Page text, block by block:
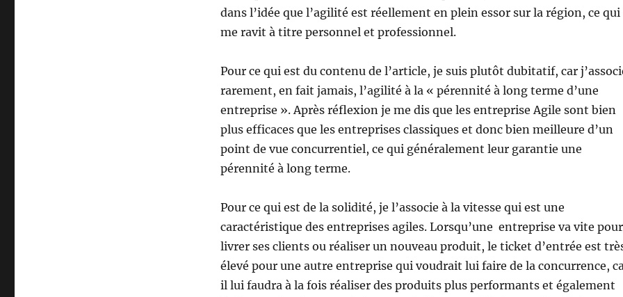
dans l’idée que l’agilité est réellement en plein essor sur la région, ce qui
me ravit à titre personnel et professionnel.
Pour ce qui est du contenu de l’article, je suis plutôt dubitatif, car
rarement, en fait jamais, l’agilité à la « pérennité à long terme d’une
entreprise ». Après réflexion je me dis que les entreprise Agile sont bien
plus efficaces que les entreprises classiques et donc bien meilleure d’un
point de vue concurrentiel, ce qui généralement leur garantie une
pérennité à long terme.
Pour ce qui est de la solidité, je l’associe à la vitesse qui est une
caractéristique des entreprises agiles. Lorsqu’une entreprise va vite pour
livrer ses clients ou réaliser un nouveau produit, le ticket d’entrée est
élevé pour une autre entreprise qui voudrait lui faire de la concurrence,
il lui faudra à la fois réaliser des produits plus performants et également